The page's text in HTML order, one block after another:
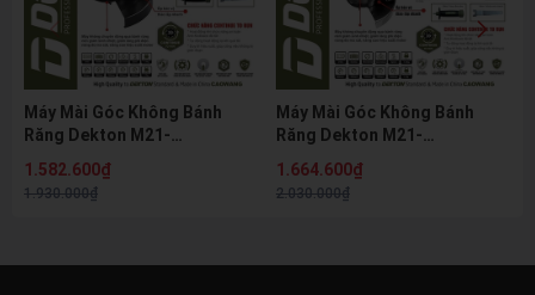
Máy Mài Góc Không Bánh
Răng Dekton M21-
Gen 4 Đầu Dài 14cm Điều
Chỉnh 5 Tốc Độ
1.582.600₫
1.930.000₫
Máy Mài Góc Không Bánh
Răng Dekton M21-
Gen 4 Điều Chỉnh 5 Tốc Độ
100mm
1.664.600₫
2.030.000₫